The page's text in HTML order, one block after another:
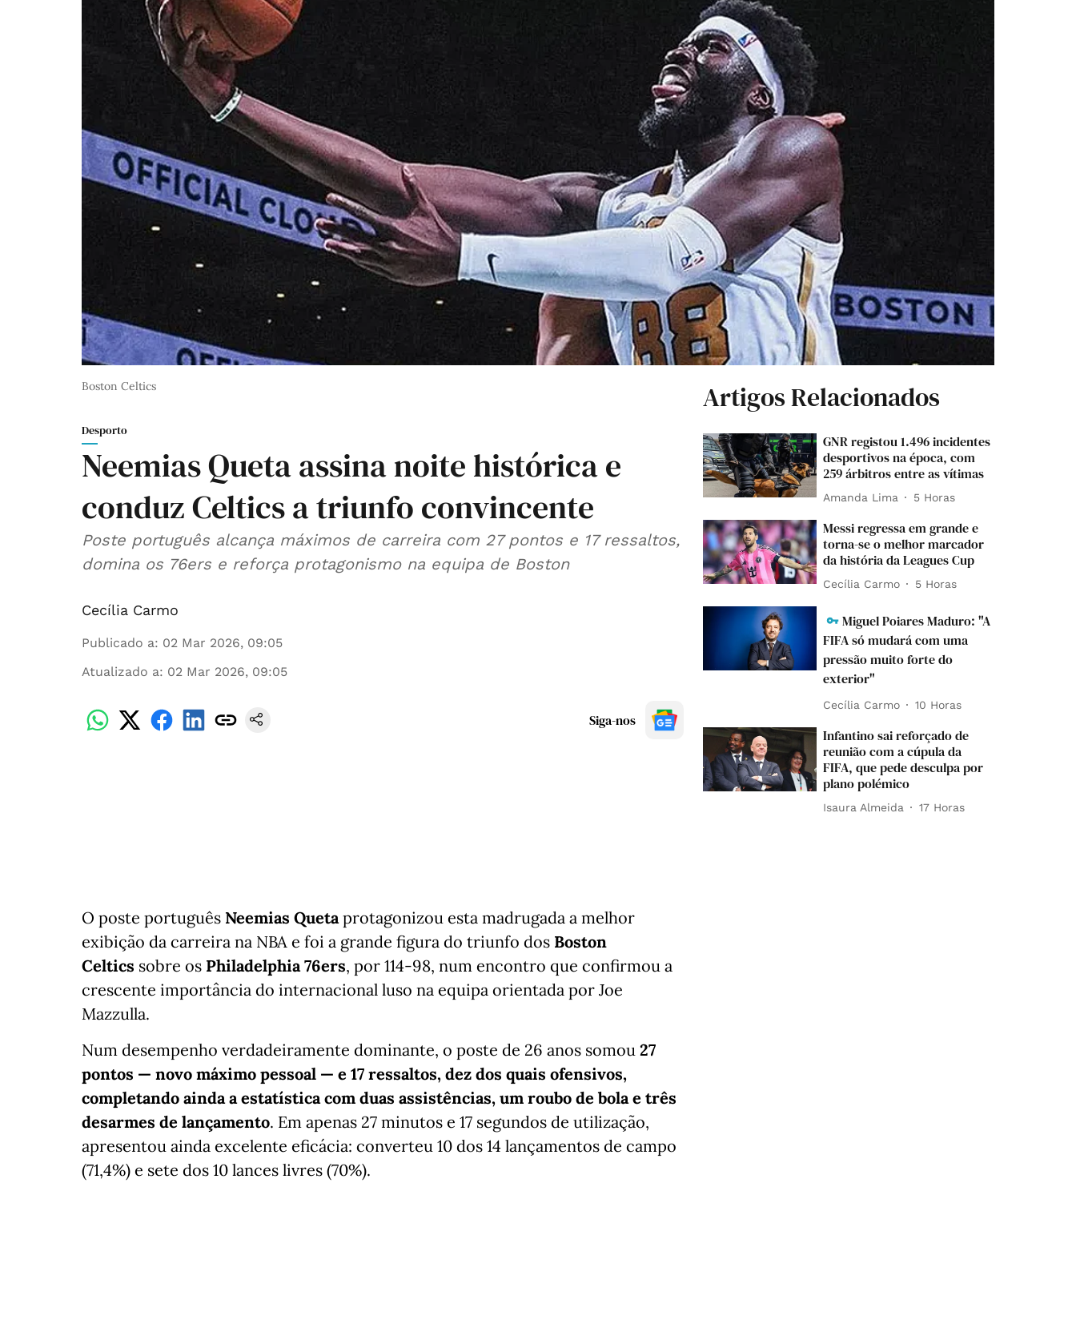
Boston Celtics
Desporto
Neemias Queta assina noite histórica e
conduz Celtics a triunfo convincente
Poste português alcança máximos de carreira com 27 pontos e 17 ressaltos,
domina os 76ers e reforça protagonismo na equipa de Boston
Cecília Carmo
Publicado a: 02 Mar 2026, 09:05
Atualizado a: 02 Mar 2026, 09:05
Siga-nos
O poste português Neemias Quetaprotagonizou esta madrugada a melhor
exibição da carreira na NBA e foi a grande figura do triunfo dos Boston
Celtics sobre os Philadelphia 76ers, por 114-98, num encontro que confirmou a
crescente importância do internacional luso na equipa orientada por Joe
Mazzulla.
Num desempenho verdadeiramente dominante, o poste de 26 anos somou 27
pontos — novo máximo pessoal — e 17 ressaltos, dez dos quais ofensivos,
completando ainda a estatística com duas assistências, um roubo de bola e três
desarmes de lançamento. Em apenas 27 minutos e 17 segundos de utilização,
apresentou ainda excelente eficácia: converteu 10 dos 14 lançamentos de campo
(71,4%) e sete dos 10 lances livres (70%).
Artigos Relacionados
GNR registou 1.496 incidentes
desportivos na época, com
259 árbitros entre as vítimas
Amanda Lima 5 Horas
Messi regressa em grande e
torna-se o melhor marcador
da história da Leagues Cup
Cecília Carmo 5 Horas
Miguel Poiares Maduro: "A
FIFA só mudará com uma
pressão muito forte do
exterior"
Cecília Carmo 10 Horas
Infantino sai reforçado de
reunião com a cúpula da
FIFA, que pede desculpa por
plano polémico
Isaura Almeida 17 Horas